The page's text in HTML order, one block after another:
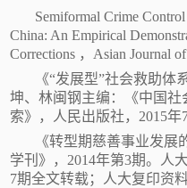
Semiformal Crime
China: An Empirical
Corrections ，Asian Journal
《“发展型”社会救助体
坤、林闽钢主编：《中国
索》，人民出版社，2015年7
《转型期慈善事业发
学刊》，2014年第3期。人
7期全文转载；人大复印资